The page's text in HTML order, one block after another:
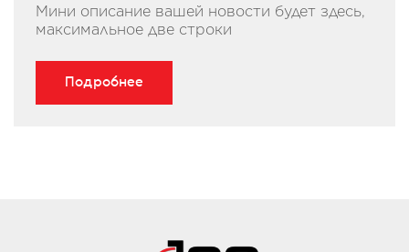
Мини описание вашей новости будет здесь,
максимальное две строки
Подробнее